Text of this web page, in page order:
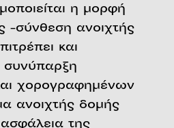
η μορφή
-σύνθεση ανοιχτής
και
συνύπαρξη
χορογραφημένων
ανοιχτής δομής